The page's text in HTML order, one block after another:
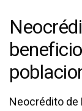
Neocrédito de